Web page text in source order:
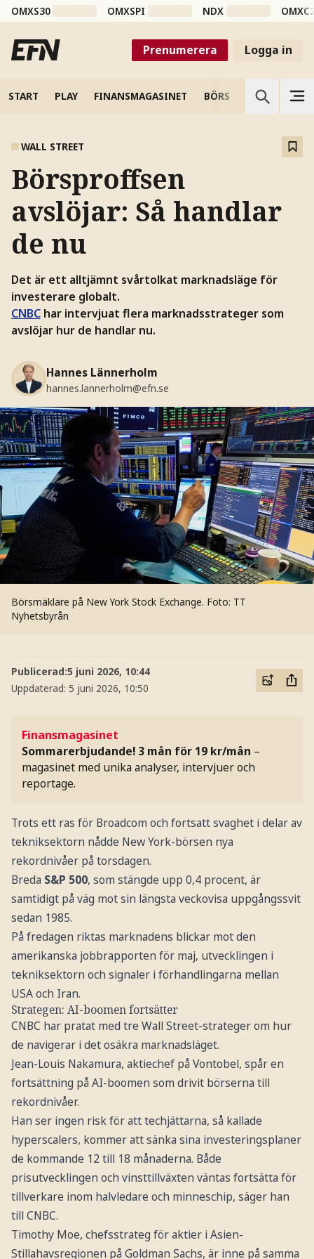
OMXS30 OMXSPI NDX
Prenumerera Logga in
START PLAY FINANSMAGASINET BÖRS VETENSKAP
WALL STREET
Börsproffsen
avslöjar: Så handlar
de nu
Det är ett alltjämnt svårtolkat marknadsläge för
investerare globalt.
CNBChar intervjuat flera marknadsstrateger som
avslöjar hur de handlar nu.
Hannes Lännerholm
hannes.lannerholm@efn.se
Börsmäklare på New York Stock Exchange. Foto: TT
Nyhetsbyrån
Publicerad:5 juni 2026, 10:44
Uppdaterad: 5 juni 2026, 10:50
Finansmagasinet
Sommarerbjudande! 3 mån för 19 kr/mån –
magasinet med unika analyser, intervjuer och
reportage.
Trots ett ras för Broadcom och fortsatt svaghet i delar av
tekniksektorn nådde New York-börsen nya
rekordnivåer på torsdagen.
Breda S&P 500, som stängde upp 0,4 procent, är
samtidigt på väg mot sin längsta veckovisa uppgångssvit
sedan 1985.
På fredagen riktas marknadens blickar mot den
amerikanska jobbrapporten för maj, utvecklingen i
tekniksektorn och signaler i förhandlingarna mellan
USA och Iran.
Strategen: AI-boomen fortsätter
CNBC har pratat med tre Wall Street-strateger om hur
de navigerar i det osäkra marknadsläget.
Jean-Louis Nakamura, aktiechef på Vontobel, spår en
fortsättning på AI-boomen som drivit börserna till
rekordnivåer.
Han ser ingen risk för att techjättarna, så kallade
hyperscalers, kommer att sänka sina investeringsplaner
de kommande 12 till 18 månaderna. Både
prisutvecklingen och vinsttillväxten väntas fortsätta för
tillverkare inom halvledare och minneschip, säger han
till CNBC.
Timothy Moe, chefsstrateg för aktier i Asien-
Stillahavsregionen på Goldman Sachs, är inne på samma